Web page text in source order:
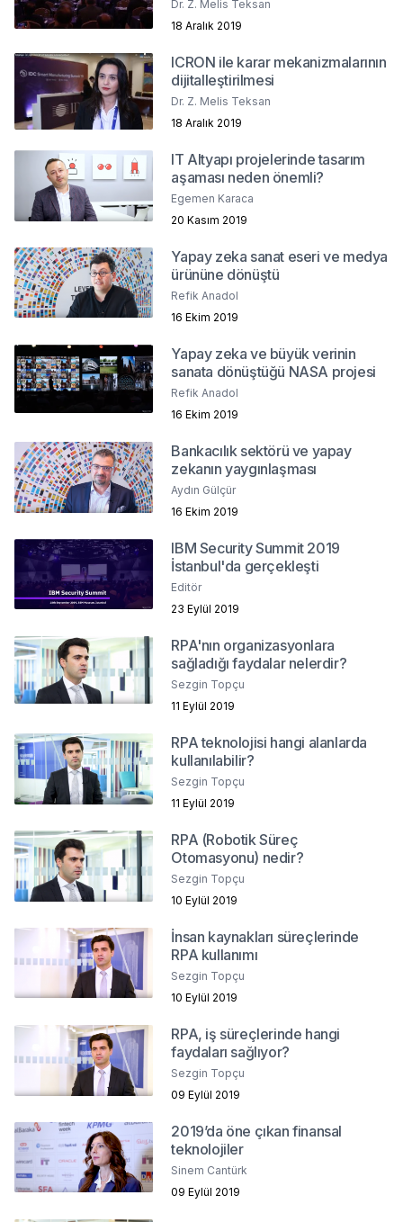
Dr. Z. Melis Teksan
18 Aralık 2019
ICRON ile karar mekanizmalarının
dijitalleştirilmesi
Dr. Z. Melis Teksan
18 Aralık 2019
IT Altyapı projelerinde tasarım
aşaması neden önemli?
Egemen Karaca
20 Kasım 2019
Yapay zeka sanat eseri ve medya
ürününe dönüştü
Refik Anadol
16 Ekim 2019
Yapay zeka ve büyük verinin
sanata dönüştüğü NASA projesi
Refik Anadol
16 Ekim 2019
Bankacılık sektörü ve yapay
zekanın yaygınlaşması
Aydın Gülçür
16 Ekim 2019
IBM Security Summit 2019
İstanbul'da gerçekleşti
Editör
23 Eylül 2019
RPA'nın organizasyonlara
sağladığı faydalar nelerdir?
Sezgin Topçu
11 Eylül 2019
RPA teknolojisi hangi alanlarda
kullanılabilir?
Sezgin Topçu
11 Eylül 2019
RPA (Robotik Süreç
Otomasyonu) nedir?
Sezgin Topçu
10 Eylül 2019
İnsan kaynakları süreçlerinde
RPA kullanımı
Sezgin Topçu
10 Eylül 2019
RPA, iş süreçlerinde hangi
faydaları sağlıyor?
Sezgin Topçu
09 Eylül 2019
2019’da öne çıkan finansal
teknolojiler
Sinem Cantürk
09 Eylül 2019